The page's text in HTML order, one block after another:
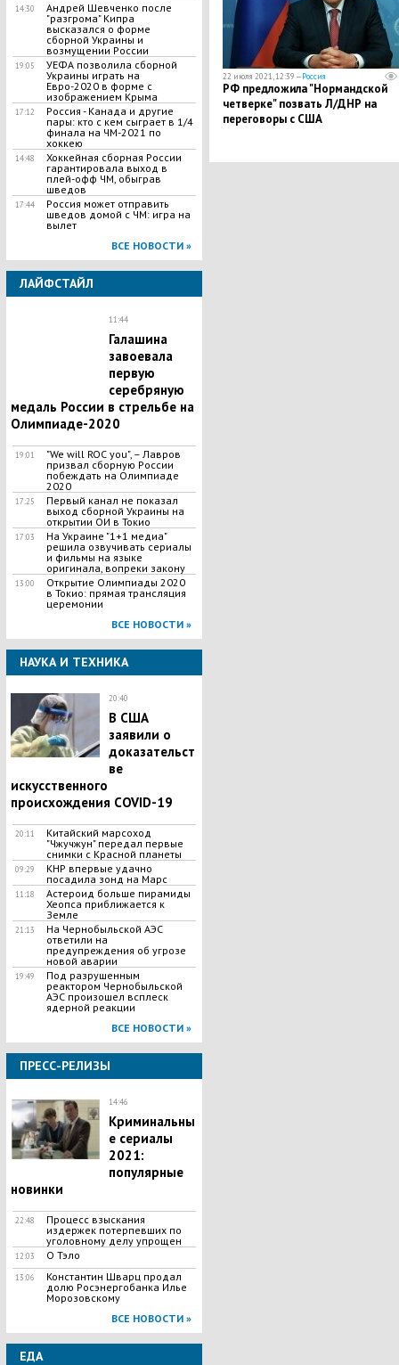
14:30
Андрей Шевченко после
"разгрома" Кипра
высказался о форме
сборной Украины и
возмущении России
19:05
УЕФА позволила сборной
Украины играть на
Евро-2020 в форме с
изображением Крыма
17:12
Россия - Канада и другие
пары: кто с кем сыграет в 1/4
финала на ЧМ-2021 по
хоккею
14:48
Хоккейная сборная России
гарантировала выход в
плей-офф ЧМ, обыграв
шведов
17:44
Россия может отправить
шведов домой с ЧМ: игра на
вылет
ВСЕ НОВОСТИ »
ЛАЙФСТАЙЛ
11:44
Галашина
завоевала
первую
серебряную
медаль России в стрельбе на
Олимпиаде-2020
19:01
"We will ROC you", – Лавров
призвал сборную России
побеждать на Олимпиаде
2020
17:25
Первый канал не показал
выход сборной Украины на
открытии ОИ в Токио
17:03
На Украине "1+1 медиа"
решила озвучивать сериалы
и фильмы на языке
оригинала, вопреки закону
13:00
Открытие Олимпиады 2020
в Токио: прямая трансляция
церемонии
ВСЕ НОВОСТИ »
НАУКА И ТЕХНИКА
20:40
В США
заявили о
доказательст
ве
искусственного
происхождения COVID-19
20:11
Китайский марсоход
"Чжучжун" передал первые
снимки с Красной планеты
09:29
КНР впервые удачно
посадила зонд на Марс
11:18
Астероид больше пирамиды
Хеопса приближается к
Земле
21:13
На Чернобыльской АЭС
ответили на
предупреждения об угрозе
новой аварии
19:49
Под разрушенным
реактором Чернобыльской
АЭС произошел всплеск
ядерной реакции
ВСЕ НОВОСТИ »
ПРЕСС-РЕЛИЗЫ
14:46
Криминальны
е сериалы
2021:
популярные
новинки
22:48
Процесс взыскания
издержек потерпевших по
уголовному делу упрощен
12:03 О Тэло
13:06
Константин Шварц продал
долю Росэнергобанка Илье
Морозовскому
ВСЕ НОВОСТИ »
ЕДА
22 июля 2021, 12:39 —Россия
РФ предложила "Нормандской
четверке" позвать Л/ДНР на
переговоры с США